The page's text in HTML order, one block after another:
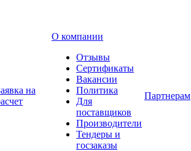
на
О компании
Отзывы
Сертификаты
Вакансии
Политика
Для
поставщиков
Производители
Тендеры и
госзаказы
Партнерам